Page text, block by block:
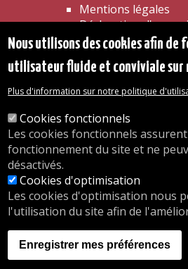
Mentions légales
Déclaration
Transparence
Les services de
Organigramme
© 2026 Commune
Rue Emile Idiers 12 -
Tel. : 02/676.48.11.
Nos heures
Inscriptions en
nous.auderghem.be
Activités
Nous utilisons des cookies afin de
utilisateur fluide et conviviale sur
Plus d'information sur notre politique
Cookies fonctionnels
Les cookies fonctionnels
fonctionnement du site et ne
désactivés.
Cookies d'optimisation
Les cookies d'optimisation nous
l'utilisation du site afin de
Enregistrer mes préférences